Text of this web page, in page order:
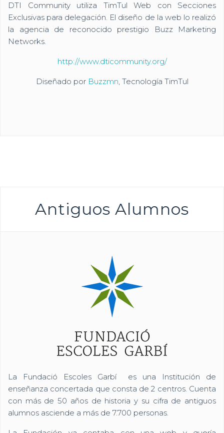
DTI Community utiliza TimTul Web con Secciones
Exclusivas para delegación. El diseño de la web lo realizó
la agencia de reconocido prestigio Buzz Marketing
Networks.
http://www.dticommunity.org/
Diseñado por Buzzmn, Tecnología TimTul
Antiguos Alumnos
La Fundació Escoles Garbí es una Institución de
enseñanza concertada que consta de 2 centros. Cuenta
con más de 50 años de historia y su cifra de antiguos
alumnos asciende a más de 7.700 personas.